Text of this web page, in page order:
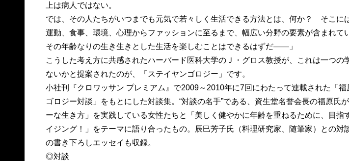
上は病人ではない。
では、その人たちがいつまでも元気で若々しく生活できる方法とは、何か？ そこに
運動、食事、環境、心理からファッションに至るまで、幅広い分野の要素が含まれて
その年齢なりの生き生きとした生活を楽しむことはできるはずだ――」
こうした考え方に共感されたハーバード医科大学のＪ・グロス教授が、これは一つの
ないかと提案されたのが、「ステイヤンゴロジー」です。
小社刊『クロワッサン プレミアム』で2009～2010年に7回にわたって連載された「
ゴロジー対談」をもとにした対談集。“対談の名手”である、資生堂名誉会長の福原氏
ーな生き方」を実践している女性たちと「美しく健やかに年齢を重ねるために、目指
イジング！」をテーマに語り合ったもの。辰巳芳子氏（料理研究家、随筆家）との対
の書き下ろしエッセイも収録。
◎対談